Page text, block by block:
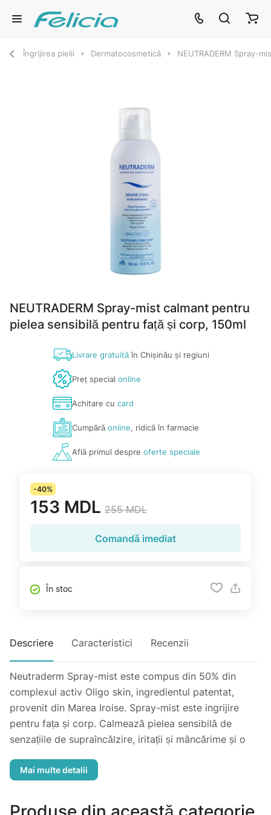
Îngrijirea pielii Dermatocosmetică NEUTRADERM Spray-
NEUTRADERM Spray-mist calmant pentru
pielea sensibilă pentru față și corp, 150ml
Livrare gratuităîn Chișinău și regiuni
Preț special online
Achitare cu card
Cumpărăonline, ridică în farmacie
Află primul despre oferte speciale
-40%
153 MDL 255 MDL
Comandă imediat
În stoc
Descriere Caracteristici Recenzii
Neutraderm Spray-mist este compus din 50% din
complexul activ Oligo skin, ingredientul patentat,
provenit din Marea Iroise. Spray-mist este ingrijire
pentru fața și corp. Calmează pielea sensibilă de
senzațiile de supraîncălzire, iritații și mâncărime și o
calmare, stimulează apărarea antioxidativă a pielii.
Fără părfum. Spray-mist Neutraderm este potrivit